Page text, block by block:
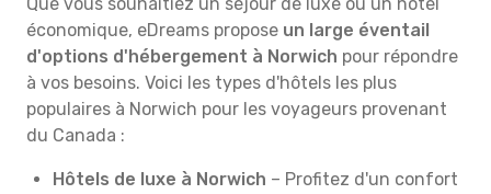
économique, eDreams propose un large éventail
d'options d'hébergement à Norwich pour répondre
à vos besoins. Voici les types d'hôtels les plus
populaires à Norwich pour les voyageurs provenant
du Canada :
Hôtels de luxe à Norwich – Profitez d'un confort